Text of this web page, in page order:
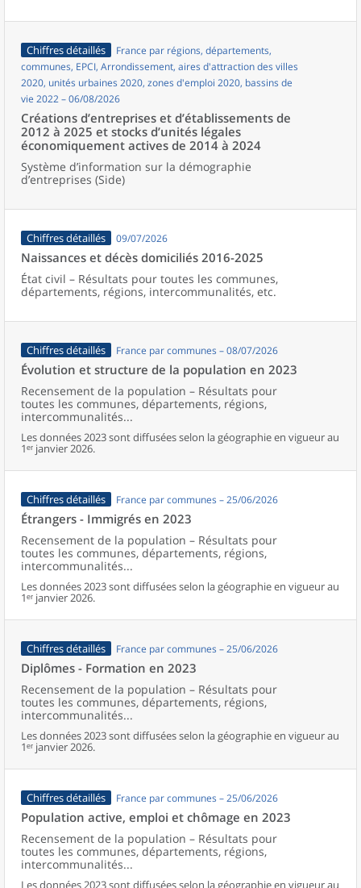
Chiffres détaillés
France par régions, départements,
communes, EPCI, Arrondissement, aires d'attraction des villes
2020, unités urbaines 2020, zones d'emploi 2020, bassins de
vie 2022 – 06/08/2026
Créations d’entreprises et d’établissements de
2012 à 2025 et stocks d’unités légales
économiquement actives de 2014 à 2024
Système d’information sur la démographie
d’entreprises (Side)
Chiffres détaillés 09/07/2026
Naissances et décès domiciliés 2016-2025
État civil – Résultats pour toutes les communes,
départements, régions, intercommunalités, etc.
Chiffres détaillés France par communes – 08/07/2026
Évolution et structure de la population en 2023
Recensement de la population – Résultats pour
toutes les communes, départements, régions,
intercommunalités...
Les données 2023 sont diffusées selon la géographie en vigueur au
1ᵉʳ janvier 2026.
Chiffres détaillés France par communes – 25/06/2026
Étrangers - Immigrés en 2023
Recensement de la population – Résultats pour
toutes les communes, départements, régions,
intercommunalités...
Les données 2023 sont diffusées selon la géographie en vigueur au
1ᵉʳ janvier 2026.
Chiffres détaillés France par communes – 25/06/2026
Diplômes - Formation en 2023
Recensement de la population – Résultats pour
toutes les communes, départements, régions,
intercommunalités...
Les données 2023 sont diffusées selon la géographie en vigueur au
1ᵉʳ janvier 2026.
Chiffres détaillés France par communes – 25/06/2026
Population active, emploi et chômage en 2023
Recensement de la population – Résultats pour
toutes les communes, départements, régions,
intercommunalités...
Les données 2023 sont diffusées selon la géographie en vigueur au